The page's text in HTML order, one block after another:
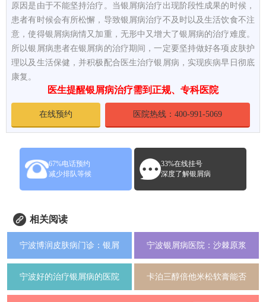
原因是由于不能坚持治疗。当银屑病治疗出现阶段性成果的时候，
患者有时候会有所松懈，导致银屑病治疗不及时以及生活饮食不注
意，使得银屑病病情又加重，无形中又增大了银屑病的治疗难度。
所以银屑病患者在银屑病的治疗期间，一定要坚持做好各项皮肤护
理以及生活保健，并积极配合医生治疗银屑病，实现疾病早日彻底
康复。
医生提醒银屑病治疗需到正规、专科医院
在线预约 医院热线：400-991-5069
67%电话预约
减少排队等候
33%在线挂号
深度了解银屑病
相关阅读
宁波博润皮肤病门诊：银屑 宁波银屑病医院：沙棘原浆
宁波好的治疗银屑病的医院 卡泊三醇倍他米松软膏能否